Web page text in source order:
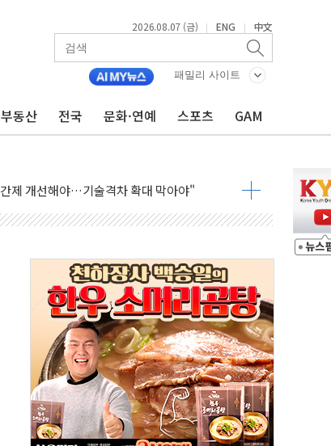
2026.08.07 (금) | ENG | 中文
패밀리 사이트
부동산 전국 문화·연예 스포츠 GAM
시, 유저의 캐릭터가 AI로 플레이한다
는 피드코인 이벤트 진행
국·한투 참여
연봉 6.3% 인상
월 공연 라인업 공개
떨어져…SK에코플랜트 "전수 조사"
- 맛보기편 (8/7)
길·정청래·김민석, 호남 경선 앞두고 총력전
분기 추가 방안 발표"
·장위 서울 알짜 단지 주목
탄 결의안 발의…이준석·한동훈 동참
신에 삼계탕 배식 봉사
하니…재건축보다 재개발 사업성 개선↑